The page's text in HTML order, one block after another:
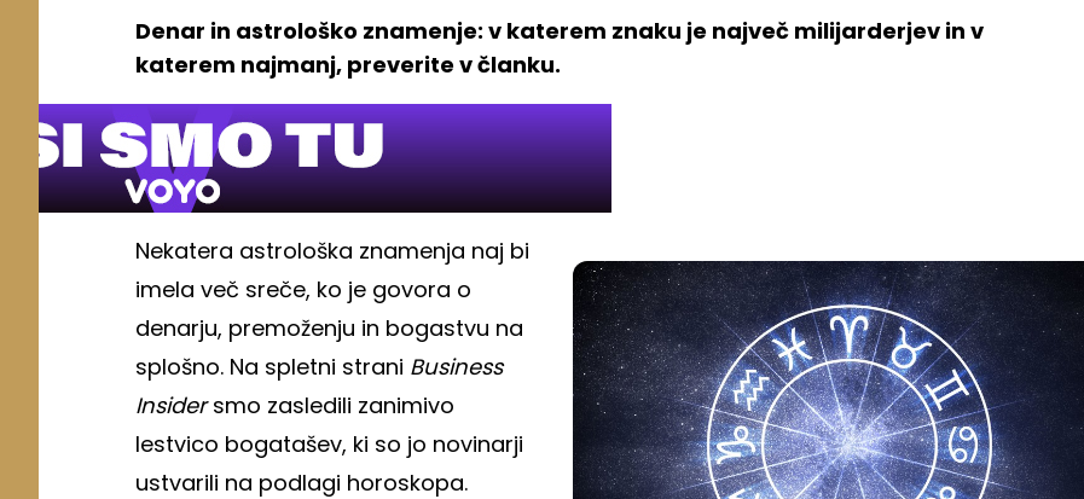
Denar in astrološko znamenje: v katerem znaku je največ milijarderjev in v
katerem najmanj, preverite v članku.
Nekatera astrološka znamenja naj bi
imela več sreče, ko je govora o
denarju, premoženju in bogastvu na
splošno. Na spletni strani Business
Insidersmo zasledili zanimivo
lestvico bogatašev, ki so jo novinarji
ustvarili na podlagi horoskopa.